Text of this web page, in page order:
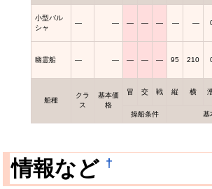
船種
クラ
ス
基本価
格
冒 交 戦 縦 横
操船条件 基
小型バル
シャ
― ― ― ― ― ― ―
幽霊船 ― ― ― ― ― 95 210
情報など †